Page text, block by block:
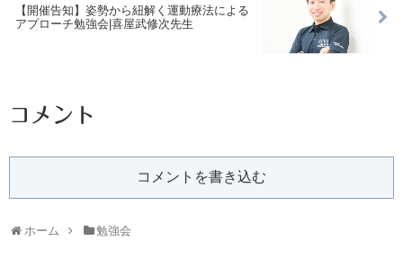
【開催告知】姿勢から紐解く運動療法による
アプローチ勉強会|喜屋武修次先生
コメント
コメントを書き込む
ホーム 勉強会